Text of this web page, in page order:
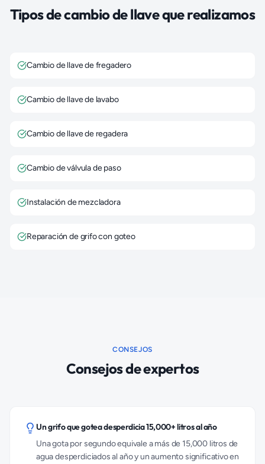
Tipos de cambio de llave que realizamos
Cambio de llave de fregadero
Cambio de llave de lavabo
Cambio de llave de regadera
Cambio de válvula de paso
Instalación de mezcladora
Reparación de grifo con goteo
CONSEJOS
Consejos de expertos
Un grifo que gotea desperdicia 15,000+ litros al año
Una gota por segundo equivale a más de 15,000 litros de
agua desperdiciados al año y un aumento significativo en